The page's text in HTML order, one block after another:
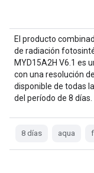
El producto
de radiación
MYD15A2H V6.1 es
con una resolución
disponible de todas
del período de 8 días. …
8 días aqua